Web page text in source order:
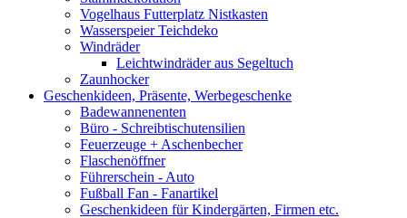
Vogelhaus Futterplatz Nistkasten
Wasserspeier Teichdeko
Windräder
Leichtwindräder aus Segeltuch
Zaunhocker
Geschenkideen, Präsente, Werbegeschenke
Badewannenenten
Büro - Schreibtischutensilien
Feuerzeuge + Aschenbecher
Flaschenöffner
Führerschein - Auto
Fußball Fan - Fanartikel
Geschenkideen für Kindergärten, Firmen etc.